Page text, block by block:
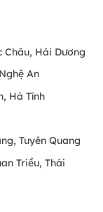
Châu, Hải Dương
An
Hà Tĩnh
Tuyên Quang
Triều, Thái